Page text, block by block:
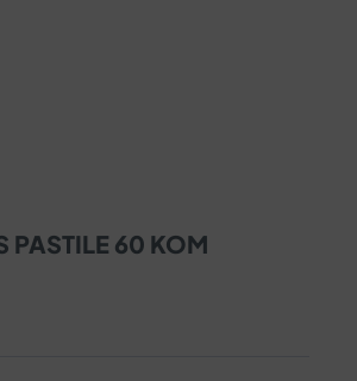
PASTILE 60 KOM